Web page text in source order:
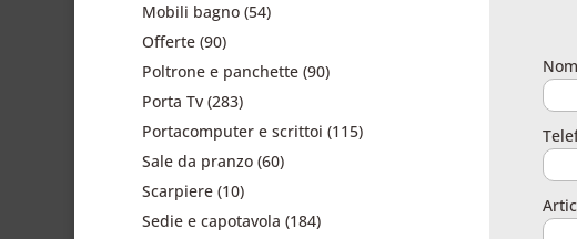
Mobili bagno (54)
Offerte (90)
Poltrone e panchette (90)
Porta Tv (283)
Portacomputer e scrittoi (115)
Sale da pranzo (60)
Scarpiere (10)
Sedie e capotavola (184)